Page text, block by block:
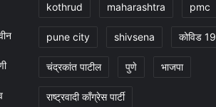
kothrud maharashtra pmc
pune city shivsena कोविड 19
चंद्रकांत पाटील पुणे भाजपा
राष्ट्रवादी काँग्रेस पार्टी